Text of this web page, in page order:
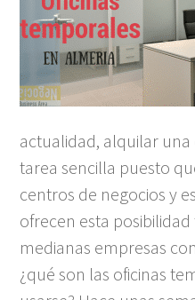
actualidad, alquilar
tarea sencilla puesto
centros de negocios y
ofrecen esta
medianas empresas
¿qué son las oficinas